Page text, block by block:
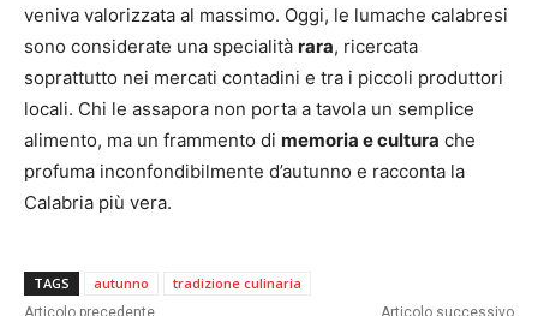
veniva valorizzata al massimo. Oggi, le lumache calabresi
sono considerate una specialità rara, ricercata
soprattutto nei mercati contadini e tra i piccoli produttori
locali. Chi le assapora non porta a tavola un semplice
alimento, ma un frammento di memoria e cultura che
profuma inconfondibilmente d’autunno e racconta la
Calabria più vera.
TAGS autunno tradizione culinaria
Articolo precedente Articolo successivo